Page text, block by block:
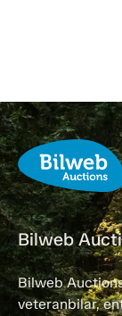
Bilweb
Bilweb
veteranbilar,